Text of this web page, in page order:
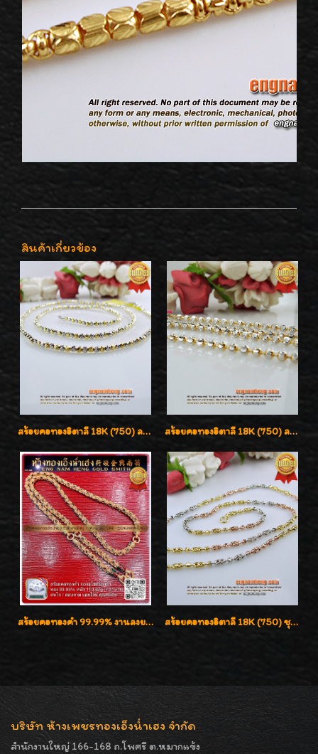
สินค้าเกี่ยวข้อง
สร้อยคอทองอิตาลี 18K (750) ลายสวยตัดเหลี่ยมคมชัด ใส่สวยน่ารักค่ะ สร้อยคอทองอิตาลี 18K (750) ลายยินตันแกะมูนคัดสวย ลายนี้เงามากๆค่ะ ใส่ทนแข็งแรง
สร้อยคอทองคำ 99.99% งานลงยาสุโขทัยแท้ งานช่างทองโบราณ หรูหรา น่าสะสมค่ะ สร้อยคอทองอิตาลี 18K (750) ชุบ 3 สี แกะลายสวยรุ่นใหม่ ลายละเอียดเงาวิบวับค่ะ
บริษัท ห้างเพชรทองเอ็งน่ำเฮง จำกัด
สำนักงานใหญ่ 166-168 ถ.โพศรี ต.หมากแข้ง